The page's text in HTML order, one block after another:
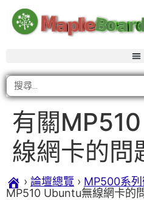
有關
線網卡的問
› 論壇總覽 › MP500系
MP510 Ubuntu無線網卡的